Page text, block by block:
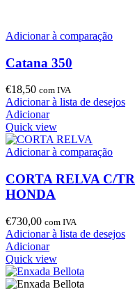
Adicionar à comparação
Catana 350
€18,50 com IVA
Adicionar à lista de desejos
Adicionar
Quick view
Adicionar à comparação
CORTA RELVA C/
HONDA
€730,00 com IVA
Adicionar à lista de desejos
Adicionar
Quick view